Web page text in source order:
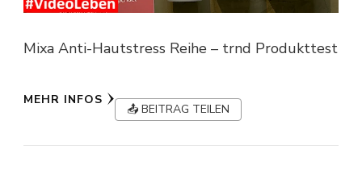
Mixa Anti-Hautstress Reihe – trnd Produkttest
MEHR INFOS
📤 BEITRAG TEILEN